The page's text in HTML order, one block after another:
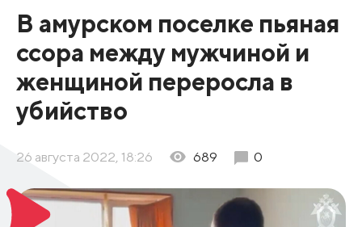
В амурском поселке пьяная
ссора между мужчиной и
женщиной переросла в
убийство
26 августа 2022, 18:26 689 0